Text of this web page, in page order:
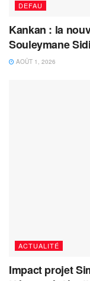
DEFAU
Kankan : la
Souleymane
AOÛT 1, 2026
ACTUALITÉ
Impact projet